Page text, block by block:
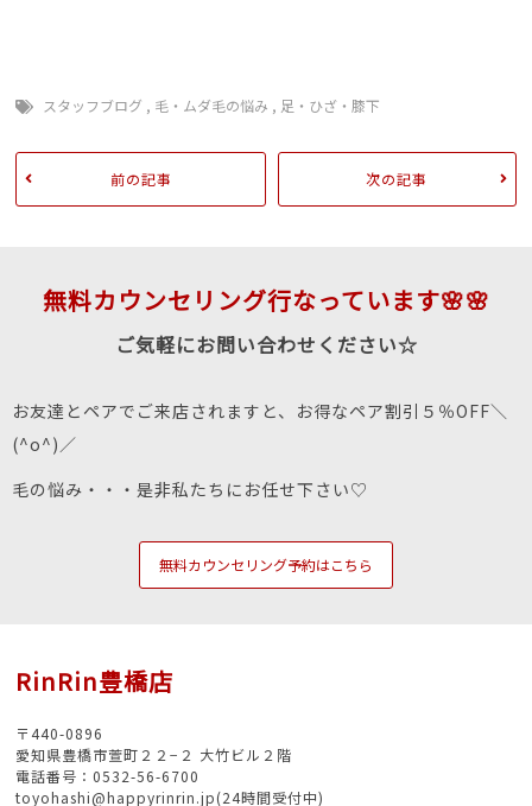
スタッフブログ , 毛・ムダ毛の悩み , 足・ひざ・膝下
前の記事 次の記事
無料カウンセリング行なっています🌸🌸
ご気軽にお問い合わせください☆
お友達とペアでご来店されますと、お得なペア割引５％OFF＼
(^o^)／
毛の悩み・・・是非私たちにお任せ下さい♡
無料カウンセリング予約はこちら
RinRin豊橋店
〒440-0896
愛知県豊橋市萱町２２−２ 大竹ビル２階
電話番号：0532-56-6700
toyohashi@happyrinrin.jp(24時間受付中)